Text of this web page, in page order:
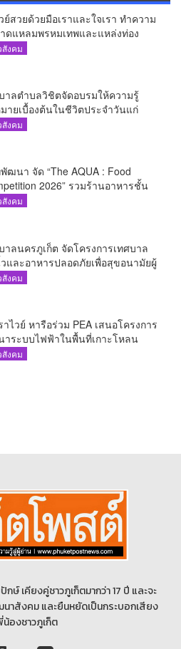
ย์สวยด้วยมือเราและใจเรา ทำความ
ดแหลมพรหมเทพและแหล่งท่อง
งคม
าลตำบลวิชิตจัดอบรมให้ความรู้
ายเบื้องต้นในชีวิตประจำวันแก่
ชน
งคม
ฒนา จัด “The AQUA : Food
2026” รวมร้านอาหารชั้น
อง The Shopps at The AQUA ชู
งคม
าลนครภูเก็ต จัดโครงการเทศบาล
และอาหารปลอดภัยเพื่อสุขอนามัยผู้
ภคงคม
ไวย์ หารือร่วม PEA เสนอโครงการ
ระบบไฟฟ้าในพื้นที่เกาะโหลน
งคม
เคียงคู่ชาวภูเก็ตมากว่า 17 ปี และจะ
าสังคม และยืนหยัดเป็นกระบอกเสียง
องชาวภูเก็ต